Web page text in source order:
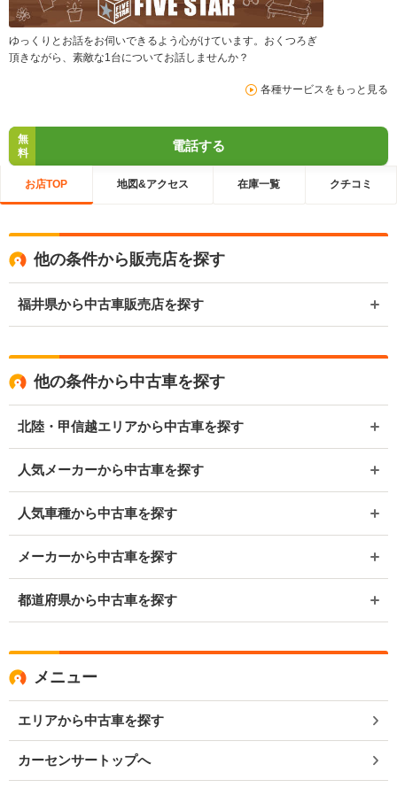
ゆっくりとお話をお伺いできるよう心がけています。おくつろぎ
頂きながら、素敵な1台についてお話しませんか？
各種サービスをもっと見る
無
料
電話する
お店TOP 地図&アクセス 在庫一覧 クチコミ
他の条件から販売店を探す
福井県から中古車販売店を探す
他の条件から中古車を探す
北陸・甲信越エリアから中古車を探す
人気メーカーから中古車を探す
人気車種から中古車を探す
メーカーから中古車を探す
都道府県から中古車を探す
メニュー
エリアから中古車を探す
カーセンサートップへ